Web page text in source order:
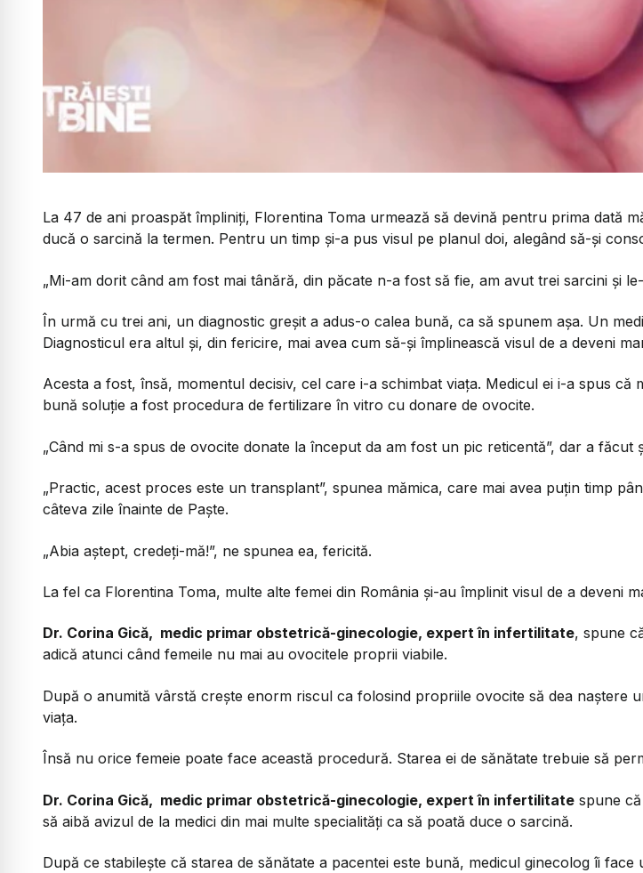
La 47 de ani proaspăt împliniți, Florentina Toma urmează să devină pentru prima dată
ducă o sarcină la termen. Pentru un timp și-a pus visul pe planul doi, alegând să-și
„Mi-am dorit când am fost mai tânără, din păcate n-a fost să fie, am avut trei sarcini și
În urmă cu trei ani, un diagnostic greșit a adus-o calea bună, ca să spunem așa. Un
Diagnosticul era altul și, din fericire, mai avea cum să-și împlinească visul de a deveni
Acesta a fost, însă, momentul decisiv, cel care i-a schimbat viața. Medicul ei i-a spus
bună soluție a fost procedura de fertilizare în vitro cu donare de ovocite.
„Când mi s-a spus de ovocite donate la început da am fost un pic reticentă”, dar a
„Practic, acest proces este un transplant”, spunea mămica, care mai avea puțin timp
câteva zile înainte de Paște.
„Abia aștept, credeți-mă!”, ne spunea ea, fericită.
La fel ca Florentina Toma, multe alte femei din România și-au împlinit visul de a deveni
Dr. Corina Gică, medic primar obstetrică-ginecologie, expert în infertilitate, spune
adică atunci când femeile nu mai au ovocitele proprii viabile.
După o anumită vârstă crește enorm riscul ca folosind propriile ovocite să dea
viața.
Însă nu orice femeie poate face această procedură. Starea ei de sănătate trebuie să
Dr. Corina Gică, medic primar obstetrică-ginecologie, expert în infertilitate spune
să aibă avizul de la medici din mai multe specialități ca să poată duce o sarcină.
După ce stabilește că starea de sănătate a pacentei este bună, medicul ginecolog îi